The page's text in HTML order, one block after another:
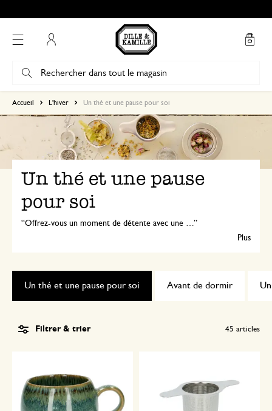
Accueil L'hiver Un thé et une pause pour soi
Un thé et une pause
pour soi
Offrez-vous un moment de détente avec une délicieuse tasse de thé Dille & Kamille. Découvrez notre matcha, notre tisane à la camomille et nos jolis accessoires en bois et en bambou. Transformez chaque tasse en un rituel apaisant, idéal pour se relaxer et favoriser un bon sommeil.
Plus
Un thé et une pause pour soi Avant de dormir
Filtrer & trier 45 articles